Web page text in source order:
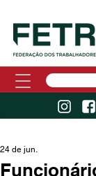
24 de jun.